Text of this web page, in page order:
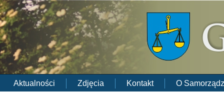
Aktualności Zdjęcia Kontakt
O